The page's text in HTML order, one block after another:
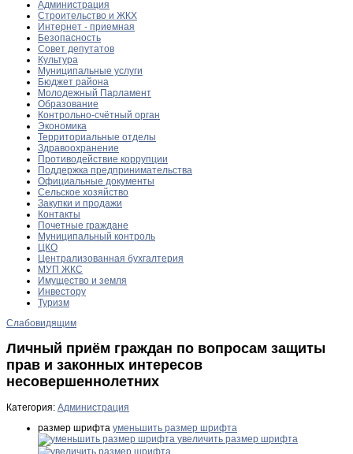
Администрация
Строительство и ЖКХ
Интернет - приемная
Безопасность
Совет депутатов
Культура
Муниципальные услуги
Бюджет района
Молодежный Парламент
Образование
Контрольно-счётный орган
Экономика
Территориальные отделы
Здравоохранение
Противодействие коррупции
Поддержка предпринимательства
Официальные документы
Сельское хозяйство
Закупки и продажи
Контакты
Почетные граждане
Муниципальный контроль
ЦКО
Централизованная бухгалтерия
МУП ЖКС
Имущество и земля
Инвестору
Туризм
Слабовидящим
Личный приём граждан по вопросам защиты
прав и законных интересов
несовершеннолетних
Категория: Администрация
размер шрифта уменьшить размер шрифта
увеличить размер шрифта